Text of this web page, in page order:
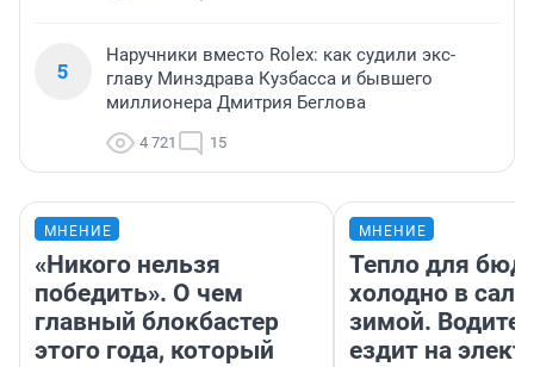
5
Наручники вместо Rolex: как судили экс-
главу Минздрава Кузбасса и бывшего
миллионера Дмитрия Беглова
4 721 15
МНЕНИЕ
«Никого нельзя
победить». О чем
главный блокбастер
этого года, который
МНЕНИЕ
Тепло для
холодно в
зимой.
ездит на